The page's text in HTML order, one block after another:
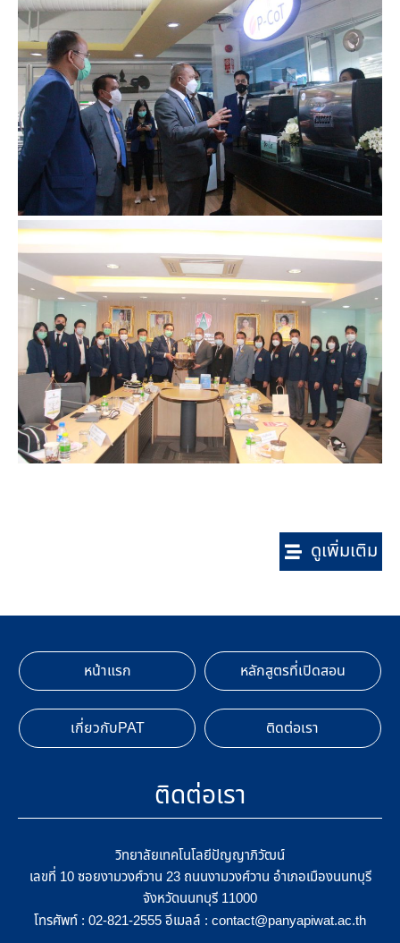
ดูเพิ่มเติม
หน้าแรก หลักสูตรที่เปิดสอน
เกี่ยวกับPAT ติดต่อเรา
ติดต่อเรา
วิทยาลัยเทคโนโลยีปัญญาภิวัฒน์
เลขที่ 10 ซอยงามวงศ์วาน 23 ถนนงามวงศ์วาน อำเภอเมืองนนทบุรี
จังหวัดนนทบุรี 11000
โทรศัพท์ : 02-821-2555 อีเมลล์ : contact@panyapiwat.ac.th